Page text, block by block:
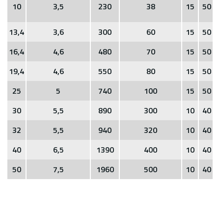
10 3,5 230 38 15 50
13,4 3,6 300 60 15 50
16,4
4,6 480 70 15 50
19,4
4,6 550 80 15 50
25
5 740 100 15 50
30
5,5 890 300 10 40
32
5,5 940 320 10 40
40
6,5 1390 400 10 40
50
7,5 1960 500 10 40